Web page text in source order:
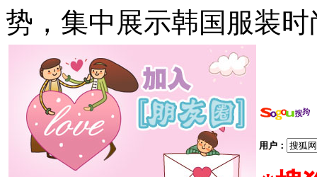
势，集中展示韩国服装
用户：